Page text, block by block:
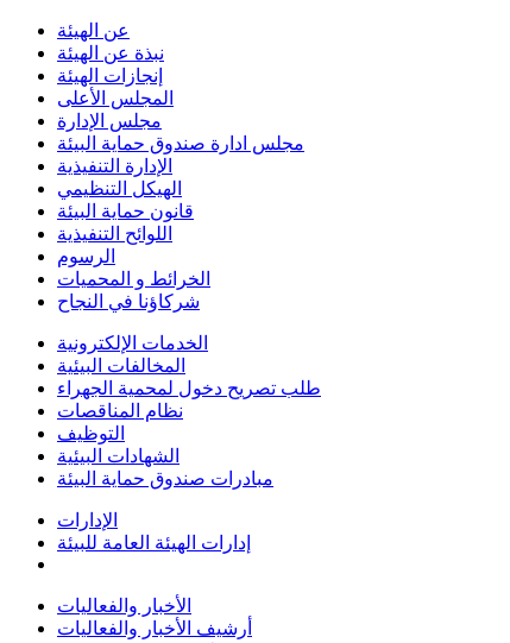
عن الهيئة
نبذة عن الهيئة
إنجازات الهيئة
المجلس الأعلى
مجلس الإدارة
مجلس ادارة صندوق حماية البيئة
الإدارة التنفيذية
الهيكل التنظيمي
قانون حماية البيئة
اللوائح التنفيذية
الرسوم
الخرائط و المحميات
شركاؤنا في النجاح
الخدمات الإلكترونية
المخالفات البيئية
طلب تصريح دخول لمحمية الجهراء
نظام المناقصات
التوظيف
الشهادات البيئية
مبادرات صندوق حماية البيئة
الإدارات
إدارات الهيئة العامة للبيئة
الأخبار والفعاليات
أرشيف الأخبار والفعاليات